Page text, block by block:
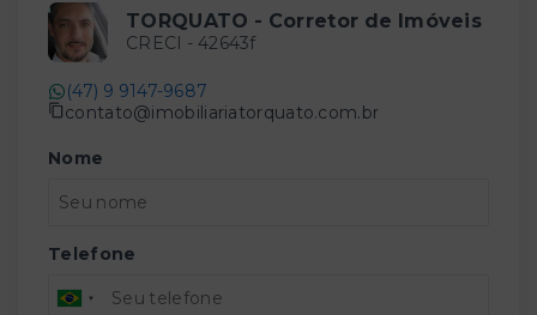
TORQUATO - Corretor de Imóveis
CRECI - 42643f
(47) 9 9147-9687
contato@imobiliariatorquato.com.br
Nome
Telefone